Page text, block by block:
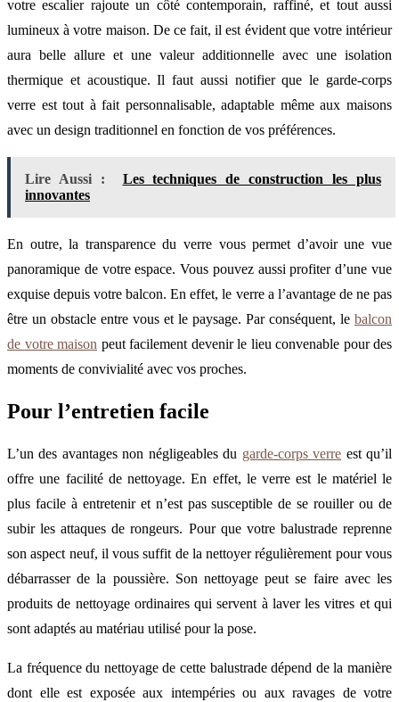
votre escalier rajoute un côté contemporain, raffiné, et tout aussi
lumineux à votre maison. De ce fait, il est évident que votre intérieur
aura belle allure et une valeur additionnelle avec une isolation
thermique et acoustique. Il faut aussi notifier que le garde-corps
verre est tout à fait personnalisable, adaptable même aux maisons
avec un design traditionnel en fonction de vos préférences.
Lire Aussi :
Les techniques de construction les plus
innovantes
En outre, la transparence du verre vous permet d’avoir une vue
panoramique de votre espace. Vous pouvez aussi profiter d’une vue
exquise depuis votre balcon. En effet, le verre a l’avantage de ne pas
être un obstacle entre vous et le paysage. Par conséquent, le balcon
de votre maison peut facilement devenir le lieu convenable pour des
moments de convivialité avec vos proches.
Pour l’entretien facile
L’un des avantages non négligeables du garde-corps verre est qu’il
offre une facilité de nettoyage. En effet, le verre est le matériel le
plus facile à entretenir et n’est pas susceptible de se rouiller ou de
subir les attaques de rongeurs. Pour que votre balustrade reprenne
son aspect neuf, il vous suffit de la nettoyer régulièrement pour vous
débarrasser de la poussière. Son nettoyage peut se faire avec les
produits de nettoyage ordinaires qui servent à laver les vitres et qui
sont adaptés au matériau utilisé pour la pose.
La fréquence du nettoyage de cette balustrade dépend de la manière
dont elle est exposée aux intempéries ou aux ravages de votre